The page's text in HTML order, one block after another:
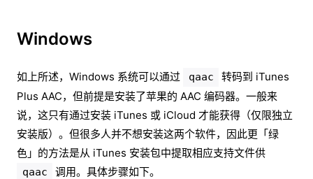
Windows
如上所述，Windows 系统可以通过 qaac
转码到 iTunes
Plus AAC，但前提是安装了苹果的 AAC 编码器。一般来
说，这只有通过安装 iTunes 或 iCloud 才能获得（仅限独立
安装版）。但很多人并不想安装这两个软件，因此更「绿
色」的方法是从 iTunes 安装包中提取相应支持文件供
qaac 调用。具体步骤如下。